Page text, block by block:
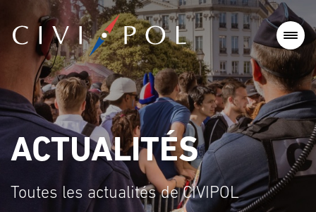
ACTUALITÉS
Toutes les actualités de CIVIPOL